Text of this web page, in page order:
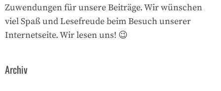
Zuwendungen für unsere Beiträge. Wir wünschen
viel Spaß und Lesefreude beim Besuch unserer
Internetseite. Wir lesen uns! 😉
Archiv